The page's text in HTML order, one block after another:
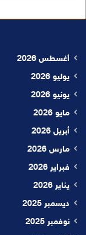
أغسطس 2026
يوليو 2026
يونيو 2026
مايو 2026
أبريل 2026
مارس 2026
فبراير 2026
يناير 2026
ديسمبر 2025
نوفمبر 2025